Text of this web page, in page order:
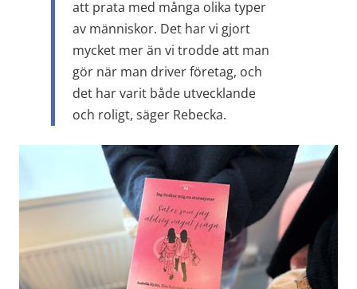
att prata med många olika typer
av människor. Det har vi gjort
mycket mer än vi trodde att man
gör när man driver företag, och
det har varit både utvecklande
och roligt, säger Rebecka.